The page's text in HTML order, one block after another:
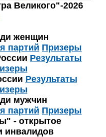
Великого"-2026
женщин
партий Призеры
Результаты
Результаты
мужчин
партий Призеры
- открытое
инвалидов